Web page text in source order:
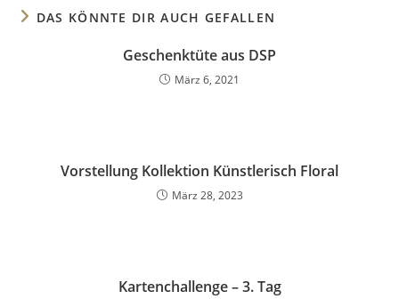
DAS KÖNNTE DIR AUCH GEFALLEN
Geschenktüte aus DSP
März 6, 2021
Vorstellung Kollektion Künstlerisch Floral
März 28, 2023
Kartenchallenge – 3. Tag